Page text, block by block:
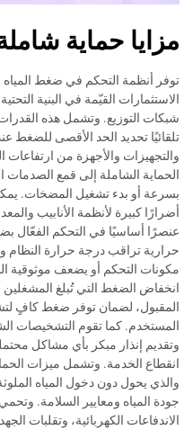
مزايا حماية
توفر أنظمة التحكم في ضغط
شبكات التوزيع. وتشمل هذه القدرات
تلقائيًا تحديد الحد الأقصى للضغط
والتجهيزات والأجهزة من
الحماية الشاملة إلى قمع الصدمات
بسرعة أو بدء تشغيل المضخات.
أضرارًا كبيرة لأنظمة الأنابيب
عنصرًا أساسيًا في التحكم الفعّال
حرارية تراقب درجة حرارة النظام
مكونات التحكم أو يضعف موثوقية
انخفاض الضغط التي تُبلغ
المقبول، لضمان توفر ضغط كافٍ
المستخدم. كما تقوم التشخيصات
وتقديم إنذار مبكر بأي مشاكل
انقطاع الخدمة. وتشمل ميزات
والذي يحول دون دخول المياه
جودة المياه ومعايير السلامة.
الاندفاعات الكهربائية، وتقلبات